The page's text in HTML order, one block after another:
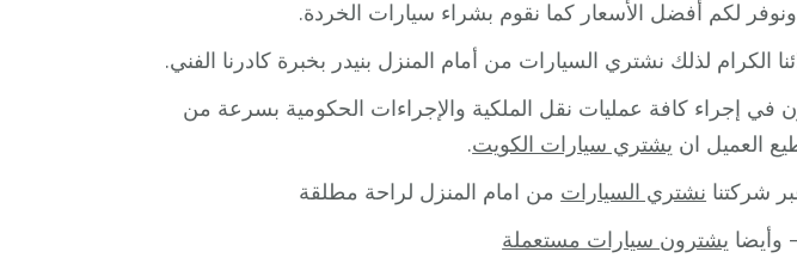
ونوفر لكم أفضل الأسعار كما نقوم بشراء سيارات الخردة.
الكرام لذلك نشتري السيارات من أمام المنزل بنيدر بخبرة كادرنا الفني.
في إجراء كافة عمليات نقل الملكية والإجراءات الحكومية بسرعة من
العميل ان يشتري سيارات الكويت.
شركتنا نشتري السيارات من امام المنزل لراحة مطلقة
وأيضا يشترون سيارات مستعملة